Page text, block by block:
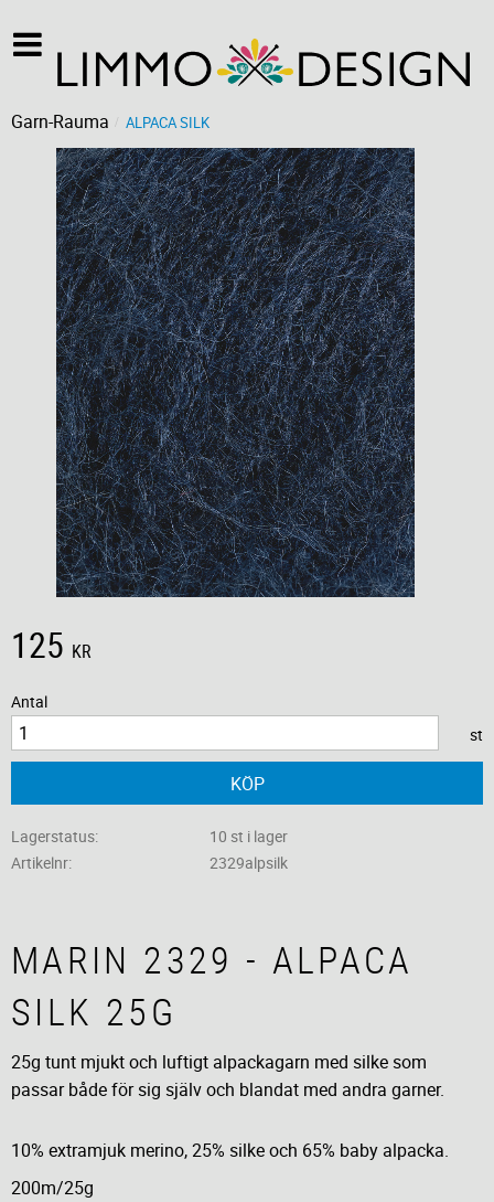
Garn-Rauma ALPACA SILK
125 KR
Antal
st
KÖP
Lagerstatus
10 st i lager
Artikelnr
2329alpsilk
MARIN 2329 - ALPACA
SILK 25G
25g tunt mjukt och luftigt alpackagarn med silke som
passar både för sig själv och blandat med andra garner.
10% extramjuk merino, 25% silke och 65% baby alpacka.
200m/25g